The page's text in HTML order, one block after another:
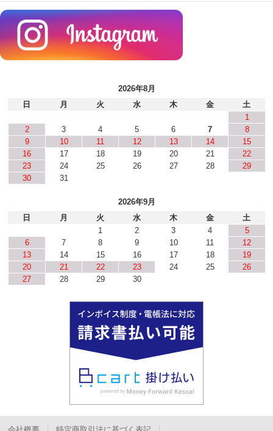
2026年8月
日
月 火 水 木 金
土
1
2
3 4 5 6 7
8
9
10 11 12 13 14
15
16
17 18 19 20 21
22
23
24 25 26 27 28
29
30
31
2026年9月
日
月 火 水 木 金
土
1
2 3 4
5
6
7 8 9 10 11
12
13
14 15 16 17 18
19
20
21 22 23 24 25
26
27
28 29 30